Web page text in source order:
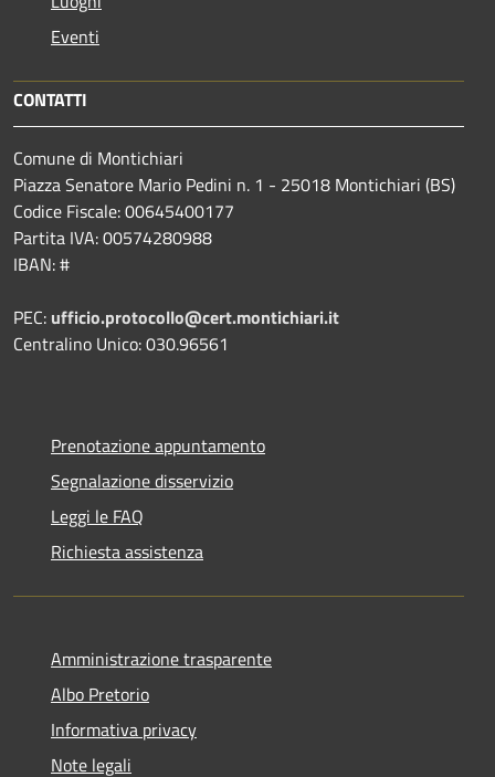
Eventi
CONTATTI
Comune di Montichiari
Piazza Senatore Mario Pedini n. 1 - 25018 Montichiari (BS)
Codice Fiscale: 00645400177
Partita IVA: 00574280988
IBAN: #
PEC: ufficio.protocollo@cert.montichiari.it
Centralino Unico: 030.96561
Prenotazione appuntamento
Segnalazione disservizio
Leggi le FAQ
Richiesta assistenza
Amministrazione trasparente
Albo Pretorio
Informativa privacy
Note legali